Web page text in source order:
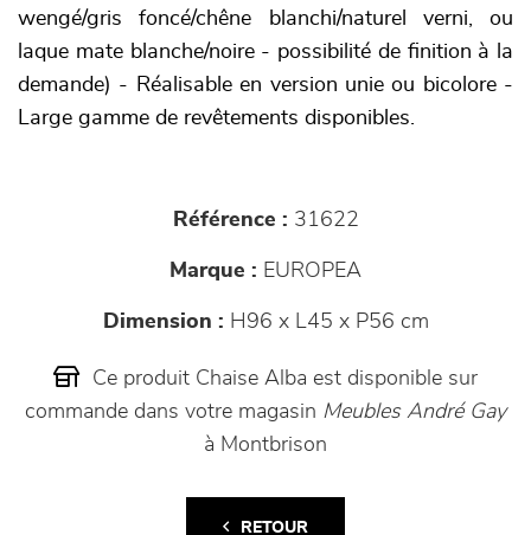
wengé/gris foncé/chêne blanchi/naturel verni, ou
laque mate blanche/noire - possibilité de finition à la
demande) - Réalisable en version unie ou bicolore -
Large gamme de revêtements disponibles.
Référence : 31622
Marque : EUROPEA
Dimension : H96 x L45 x P56 cm
Ce produit Chaise Alba est disponible sur
commande dans votre magasin Meubles André Gay
à Montbrison
RETOUR